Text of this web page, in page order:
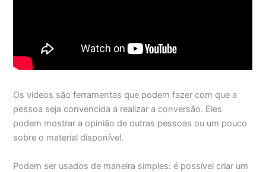
Os vídeos são ferramentas que podem fazer com que a
pessoa seja convencida a realizar a conversão. Eles
podem mostrar a opinião de outras pessoas ou um pouco
sobre o material disponível.
Podem ser usados de maneira simples: é possível criar um